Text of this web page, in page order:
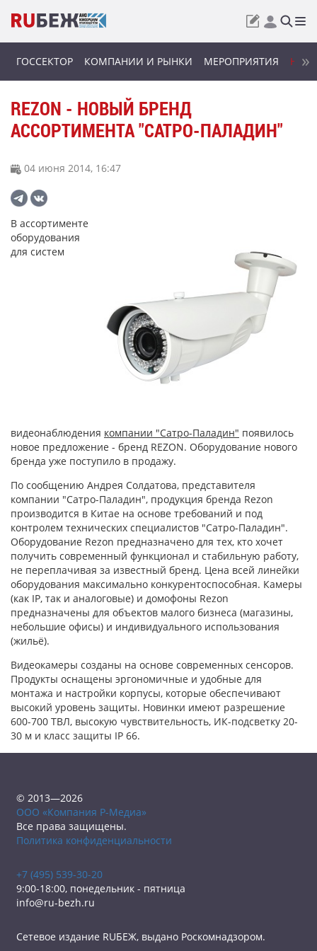
ГОССЕКТОР КОМПАНИИ И РЫНКИ МЕРОПРИЯТИЯ
REZON - НОВЫЙ БРЕНД
АССОРТИМЕНТА "САТРО-ПАЛАДИН"
04 июня 2014, 16:47
В ассортименте
оборудования
для систем
видеонаблюдения компании "Сатро-Паладин" появилось
новое предложение - бренд REZON. Оборудование нового
бренда уже поступило в продажу.
По сообщению Андрея Солдатова, представителя
компании "Сатро-Паладин", продукция бренда Rezon
производится в Китае на основе требований и под
контролем технических специалистов "Сатро-Паладин".
Оборудование Rezon предназначено для тех, кто хочет
получить современный функционал и стабильную работу,
не переплачивая за известный бренд. Цена всей линейки
оборудования максимально конкурентоспособная. Камеры
(как IP, так и аналоговые) и домофоны Rezon
предназначены для объектов малого бизнеса (магазины,
небольшие офисы) и индивидуального использования
(жильё).
Видеокамеры созданы на основе современных сенсоров.
Продукты оснащены эргономичные и удобные для
монтажа и настройки корпусы, которые обеспечивают
высокий уровень защиты. Новинки имеют разрешение
600-700 ТВЛ, высокую чувствительность, ИК-подсветку 20-
30 м и класс защиты IP 66.
© 2013—2026
ООО «Компания Р-Медиа»
Все права защищены.
Политика конфиденциальности
+7 (495) 539-30-20
9:00-18:00, понедельник - пятница
info@ru-bezh.ru
Сетевое издание RUБЕЖ, выдано Роскомнадзором.